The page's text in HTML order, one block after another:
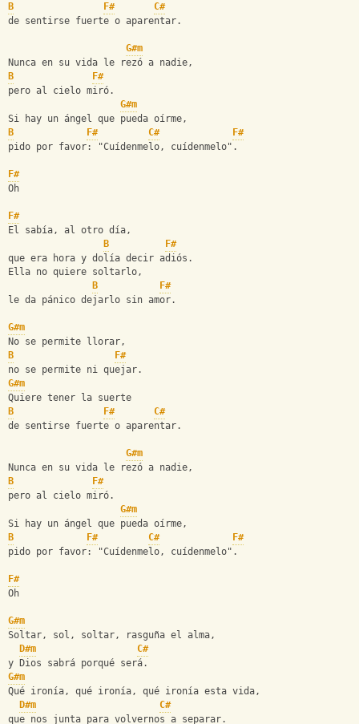
B
F#
C#
de sentirse fuerte o aparentar.
G#m
Nunca en su vida le rezó a nadie,
B
F#
pero al cielo miró.
G#m
Si hay un ángel que pueda oírme,
B
F# C#
F#
pido por favor: "Cuídenmelo, cuídenmelo".
F#
Oh
F#
El sabía, al otro día,
B
F#
que era hora y dolía decir adiós.
Ella no quiere soltarlo,
B
F#
le da pánico dejarlo sin amor.
G#m
No se permite llorar,
B
F#
no se permite ni quejar.
G#m
Quiere tener la suerte
B
F#
C#
de sentirse fuerte o aparentar.
G#m
Nunca en su vida le rezó a nadie,
B
F#
pero al cielo miró.
G#m
Si hay un ángel que pueda oírme,
B
F# C#
F#
pido por favor: "Cuídenmelo, cuídenmelo".
F#
Oh
G#m
Soltar, sol, soltar, rasguña el alma,
D#m
C#
y Dios sabrá porqué será.
G#m
Qué ironía, qué ironía, qué ironía esta vida,
D#m
C#
que nos junta para volvernos a separar.